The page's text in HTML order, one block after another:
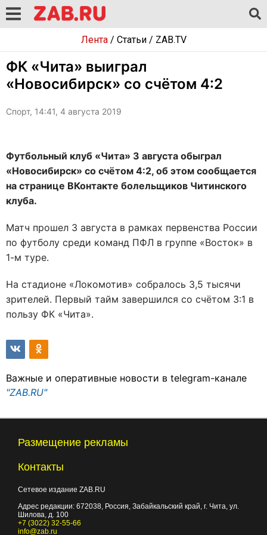
Лента/ Статьи/ ZAB.TV
ФК «Чита» выиграл
«Новосибирск» со счётом 4:2
Спорт, 14:41, 4 августа 2019
Футбольный клуб «Чита» 3 августа обыграл
«Новосибирск» со счётом 4:2, об этом сообщается
на странице ВКонтакте болельщиков Читинского
клуба.
Матч прошел 3 августа в рамках первенства России
по футболу среди команд ПФЛ в группе «Восток» в
1-м туре.
На стадионе «Локомотив» собралось 3,5 тысячи
зрителей. Первый тайм завершился со счётом 3:1 в
пользу ФК «Чита».
Важные и оперативные новости в telegram-канале
"ZAB.RU"
Размещение рекламы
Контакты
Сетевое издание ZAB.RU
Адрес редакции: 672038, Россия, Забайкальский край, г. Чита, ул.
Шилова, д. 100
+7 (3022) 32-55-66
info@zab.ru